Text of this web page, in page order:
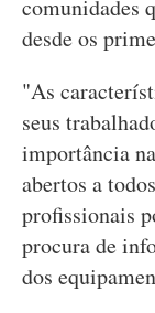
comunidades
desde os
"As
seus
importância
abertos a
profissionais
procura de
dos